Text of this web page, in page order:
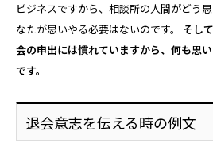
ビジネスですから、相談所の人間がどう
なたが思いやる必要はないのです。 そし
会の申出には慣れていますから、何も思
です。
退会意志を伝える時の例文